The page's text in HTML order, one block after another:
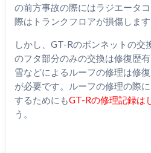
の前方事故の際にはラジエータ
際はトランクフロアが損傷します
しかし、GT-Rのボンネットの交
のフタ部分のみの交換は修復歴
雪などによるルーフの修理は修
が必要です。ルーフの修理の際
するためにもGT-Rの修理記録は
う。